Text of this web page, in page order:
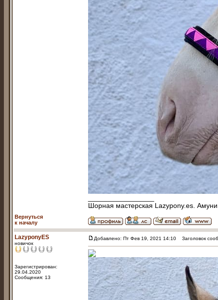
Шорная мастерская Lazypony.es.
Вернуться
к началу
LazyponyES
новичок
Зарегистрирован:
29.04.2020
Сообщения: 13
Добавлено: Пт Фев 19, 2021 14:10 Заголовок